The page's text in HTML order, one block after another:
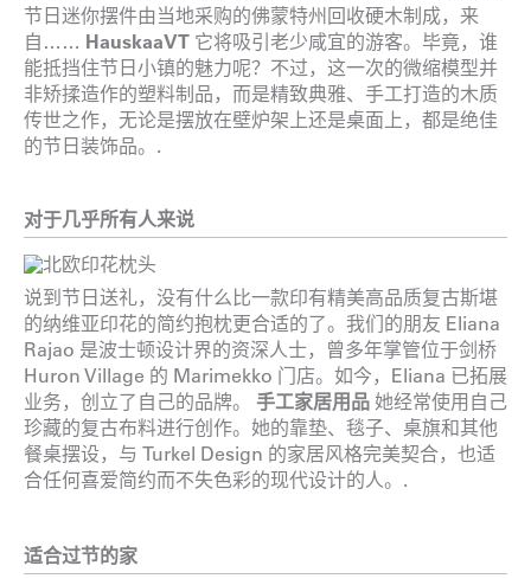
节日迷你摆件由当地采购的佛蒙特州回收硬木制成，来
自…… HauskaaVT 它将吸引老少咸宜的游客。毕竟，谁
能抵挡住节日小镇的魅力呢？不过，这一次的微缩模型并
非矫揉造作的塑料制品，而是精致典雅、手工打造的木质
传世之作，无论是摆放在壁炉架上还是桌面上，都是绝佳
的节日装饰品。.
对于几乎所有人来说
说到节日送礼，没有什么比一款印有精美高品质复古斯堪
的纳维亚印花的简约抱枕更合适的了。我们的朋友 Eliana
Rajao 是波士顿设计界的资深人士，曾多年掌管位于剑桥
Huron Village 的 Marimekko 门店。如今，Eliana 已拓展
业务，创立了自己的品牌。 手工家居用品 她经常使用自己
珍藏的复古布料进行创作。她的靠垫、毯子、桌旗和其他
餐桌摆设，与 Turkel Design 的家居风格完美契合，也适
合任何喜爱简约而不失色彩的现代设计的人。.
适合过节的家